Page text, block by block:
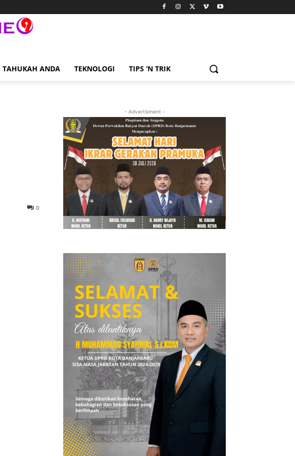
TAHUKAH ANDA TEKNOLOGI TIPS ‘N TRIK
0
- Advertisment -